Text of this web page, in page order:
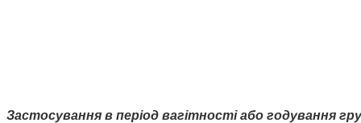
Застосування в період вагітності або годування